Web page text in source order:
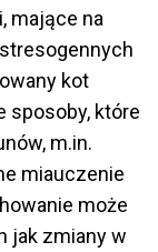
mające na
kot
sposoby, które
m.in.
miauczenie
może
jak zmiany w